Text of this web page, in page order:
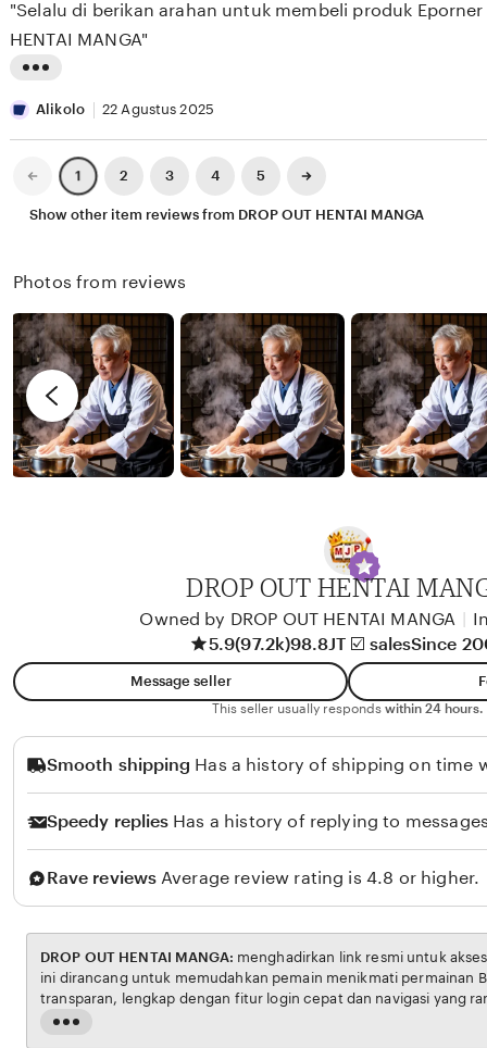
S
E
K
e
w
y
X
I
I
n
g
e
v
y
R
e
n
y
5
stars
i
s
r
e
v
i
w
b
l
o
"Selalu di berikan arahan untuk membeli produk Eporner
HENTAI MANGA"
Alikolo 22 Agustus 2025
Previous
page
1 2 3 4 5
Next
page
Show other item reviews from DROP OUT HENTAI MANGA
Photos from reviews
DROP OUT HENTAI
Owned by DROP OUT HENTAI MANGA
5.9(97.2k)98.8JT ☑️ salesSince
Message seller
This seller usually responds within 24 hours.
Smooth shipping Has a history of shipping on time
Speedy replies Has a history of replying to
Rave reviews Average review rating is 4.8 or higher.
Read
DROP OUT HENTAI MANGA:
ini dirancang untuk memudahkan pemain menikmati permainan BOKEP dengan aman dan
transparan, lengkap dengan fitur login cepat dan navigasi yang ramah pengguna. Setiap
transaksi dijamin aman, sementara update hasil dan informasi permainan selalu tersedia